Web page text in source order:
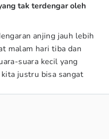
tak terdengar oleh
anjing jauh lebih
malam hari tiba dan
suara kecil yang
justru bisa sangat